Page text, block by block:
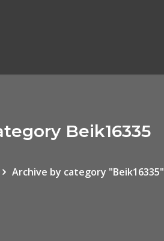
Beik16335
Archive by category "Beik16335"